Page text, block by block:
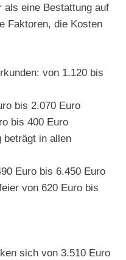
eine Bestattung auf
Faktoren, die Kosten
von 1.120 bis
bis 2.070 Euro
bis 400 Euro
beträgt in allen
Euro bis 6.450 Euro
von 620 Euro bis
sich von 3.510 Euro